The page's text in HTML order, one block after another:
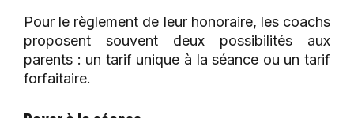
Pour le règlement de leur honoraire, les coachs
proposent souvent deux possibilités aux
parents : un tarif unique à la séance ou un tarif
forfaitaire.